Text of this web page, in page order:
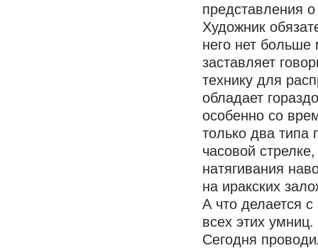
представления о
Художник
него нет больше
заставляет
технику для
обладает
особенно со
только два типа
часовой
натягивания
на иракских
А что делается
всех этих умниц.
Сегодня